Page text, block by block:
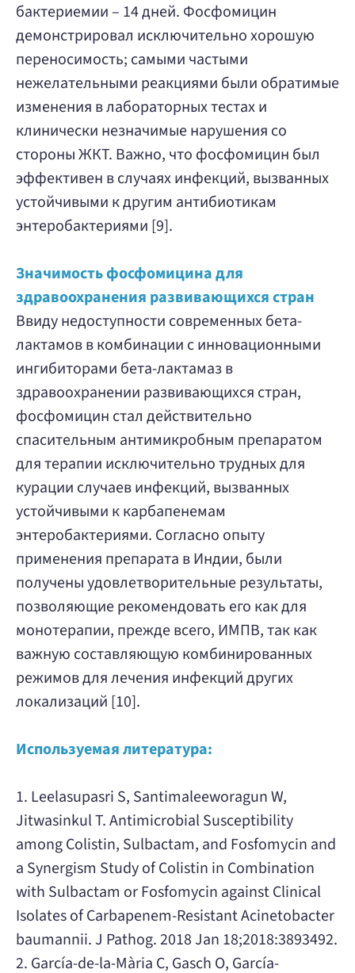
бактериемии – 14 дней. Фосфомицин
демонстрировал исключительно хорошую
переносимость; самыми частыми
нежелательными реакциями были обратимые
изменения в лабораторных тестах и
клинически незначимые нарушения со
стороны ЖКТ. Важно, что фосфомицин был
эффективен в случаях инфекций, вызванных
устойчивыми к другим антибиотикам
энтеробактериями [9].
Значимость фосфомицина для
здравоохранения развивающихся стран
Ввиду недоступности современных бета-
лактамов в комбинации с инновационными
ингибиторами бета-лактамаз в
здравоохранении развивающихся стран,
фосфомицин стал действительно
спасительным антимикробным препаратом
для терапии исключительно трудных для
курации случаев инфекций, вызванных
устойчивыми к карбапенемам
энтеробактериями. Согласно опыту
применения препарата в Индии, были
получены удовлетворительные результаты,
позволяющие рекомендовать его как для
монотерапии, прежде всего, ИМПВ, так как
важную составляющую комбинированных
режимов для лечения инфекций других
локализаций [10].
Используемая литература:
1. Leelasupasri S, Santimaleeworagun W,
Jitwasinkul T. Antimicrobial Susceptibility
among Colistin, Sulbactam, and Fosfomycin and
a Synergism Study of Colistin in Combination
with Sulbactam or Fosfomycin against Clinical
Isolates of Carbapenem-Resistant Acinetobacter
baumannii. J Pathog. 2018 Jan 18;2018:3893492.
2. García-de-la-Mària C, Gasch O, García-